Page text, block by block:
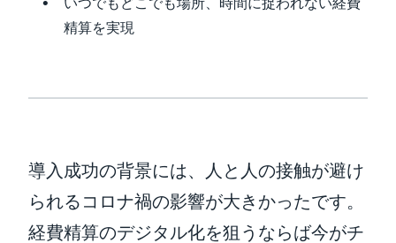
いつでもどこでも場所、時間に捉われない経費
精算を実現
導入成功の背景には、人と人の接触が避け
られるコロナ禍の影響が大きかったです。
経費精算のデジタル化を狙うならば今がチ